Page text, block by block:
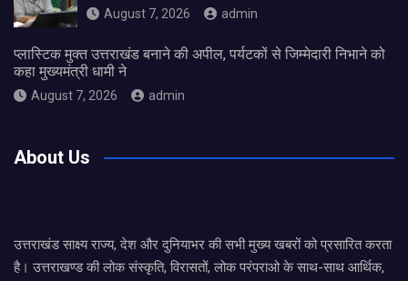
August 7, 2026 admin
प्लास्टिक मुक्त उत्तराखंड बनाने की अपील, पर्यटकों से जिम्मेदारी निभाने को
कहा मुख्यमंत्री धामी ने
August 7, 2026 admin
About Us
उत्तराखंड साक्ष्य राज्य, देश और दुनियाभर की सभी मुख्य खबरों को प्रसारित करता
है। उत्तराखण्ड की लोक संस्कृति, विरासतों, लोक परंपराओ के साथ-साथ आर्थिक,